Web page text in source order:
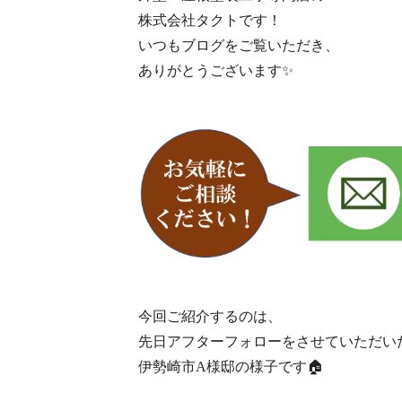
株式会社タクトです！
いつもブログをご覧いただき、
ありがとうございます✨
今回ご紹介するのは、
先日アフターフォローをさせていただい
伊勢崎市A様邸の様子です🏠